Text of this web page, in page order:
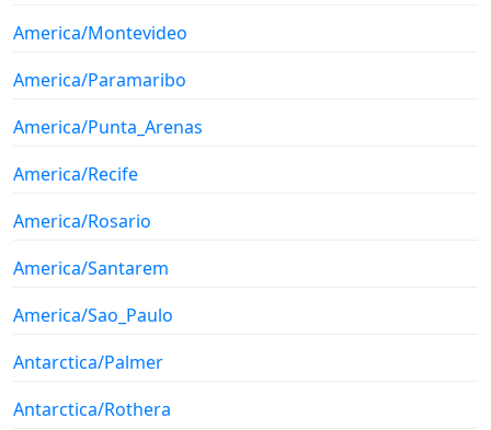
America/Montevideo
America/Paramaribo
America/Punta_Arenas
America/Recife
America/Rosario
America/Santarem
America/Sao_Paulo
Antarctica/Palmer
Antarctica/Rothera